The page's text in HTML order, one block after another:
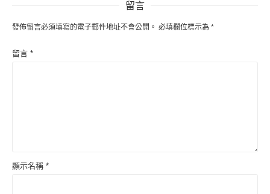
留言
發佈留言必須填寫的電子郵件地址不會公開。 必填欄位標示為 *
留言 *
顯示名稱 *